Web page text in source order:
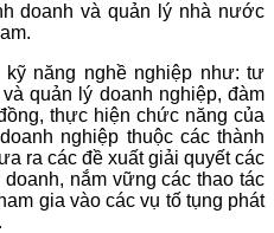
doanh và quản lý nhà nước
năng nghề nghiệp như: tư
quản lý doanh nghiệp, đàm
thực hiện chức năng của
nghiệp thuộc các thành
ra các đề xuất giải quyết các
nắm vững các thao tác
gia vào các vụ tố tụng phát